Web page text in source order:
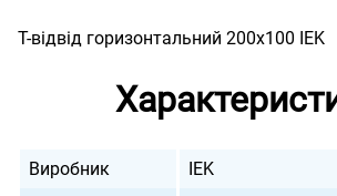
Т-відвід горизонтальний 200х100 IEK
Виробник
IEK